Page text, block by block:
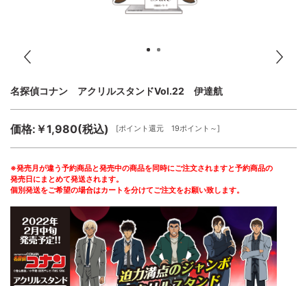
名探偵コナン アクリルスタンドVol.22 伊達航
価格:￥1,980(税込) [ポイント還元 19ポイント～]
※発売月が違う予約商品と発売中の商品を同時にご注文されますと予約商品の
発売日にまとめて発送されます。
個別発送をご希望の場合はカートを分けてご注文をお願い致します。